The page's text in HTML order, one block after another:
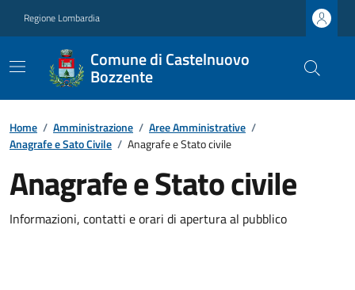
Regione Lombardia
Comune di Castelnuovo
Bozzente
Home / Amministrazione / Aree Amministrative /
Anagrafe e Sato Civile / Anagrafe e Stato civile
Anagrafe e Stato civile
Informazioni, contatti e orari di apertura al pubblico